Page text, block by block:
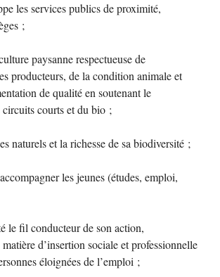
les services publics de proximité,
;
paysanne respectueuse de
producteurs, de la condition animale et
de qualité en soutenant le
circuits courts et du bio ;
naturels et la richesse de sa biodiversité ;
les jeunes (études, emploi,
le fil conducteur de son action,
d’insertion sociale et professionnelle
éloignées de l’emploi ;